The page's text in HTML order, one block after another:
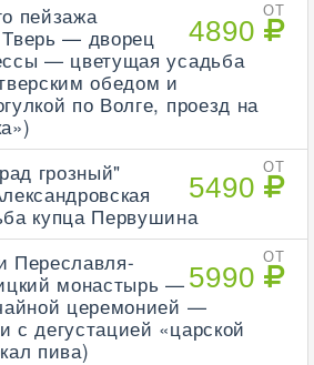
ОТ
4890
пейзажа
— дворец
— цветущая усадьба
обедом и
по Волге, проезд на
ОТ
5490
грозный"
купца Первушина
ОТ
5990
Переславля-
монастырь —
церемонией —
с дегустацией «царской
пива)